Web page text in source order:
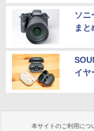
ソニ
まと
イヤ
本サイトのご利用につ